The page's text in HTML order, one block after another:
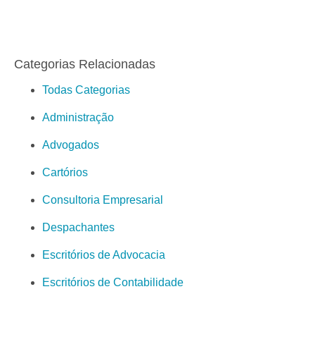
Categorias Relacionadas
Todas Categorias
Administração
Advogados
Cartórios
Consultoria Empresarial
Despachantes
Escritórios de Advocacia
Escritórios de Contabilidade